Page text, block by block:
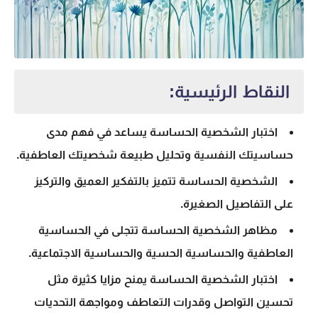
النقاط الرئيسية:
اختبار الشخصية الحساسة يساعد في فهم مدى
حساسيتك النفسية وتحليل طبيعة شخصيتك العاطفية.
الشخصية الحساسة تتميز بالتفكير العميق والتركيز
على التفاصيل الصغيرة.
مظاهر الشخصية الحساسة تتجلى في الحساسية
العاطفية والحساسية الحسية والحساسية الاجتماعية.
اختبار الشخصية الحساسة يمنح مزايا كثيرة مثل
تحسين التواصل وقدرات التعاطف ومواجهة التحديات